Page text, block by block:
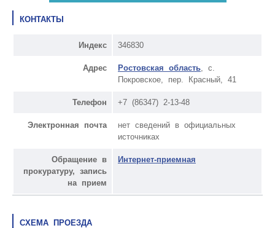
КОНТАКТЫ
Индекс 346830
Адрес Ростовская область , с.
Покровское, пер. Красный, 41
Телефон +7 (86347) 2-13-48
Электронная почта
нет сведений в официальных
источниках
Обращение в
прокуратуру, запись
на прием
Интернет-приемная
СХЕМА ПРОЕЗДА